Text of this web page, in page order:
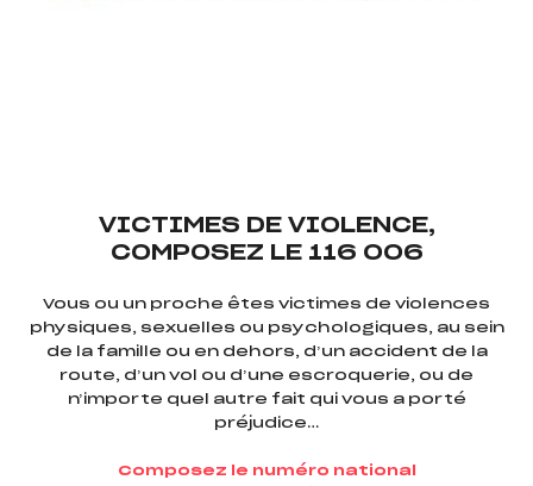
VICTIMES DE VIOLENCE,
COMPOSEZ LE 116 006
Vous ou un proche êtes victimes de violences
physiques, sexuelles ou psychologiques, au sein
de la famille ou en dehors, d’un accident de la
route, d’un vol ou d’une escroquerie, ou de
n’importe quel autre fait qui vous a porté
préjudice…
Composez le numéro national